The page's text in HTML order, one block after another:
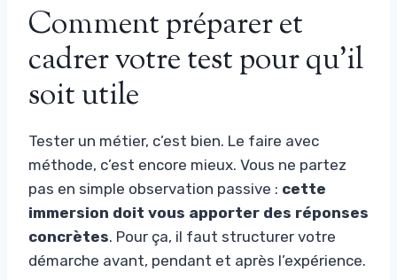
Comment préparer et
cadrer votre test pour qu’il
soit utile
Tester un métier, c’est bien. Le faire avec
méthode, c’est encore mieux. Vous ne partez
pas en simple observation passive : cette
immersion doit vous apporter des réponses
concrètes. Pour ça, il faut structurer votre
démarche avant, pendant et après l’expérience.